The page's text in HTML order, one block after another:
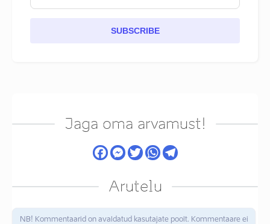
SUBSCRIBE
Jaga oma arvamust!
Arutelu
NB! Kommentaarid on avaldatud kasutajate poolt. Kommentaare ei